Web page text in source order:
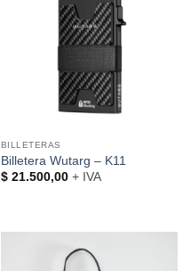
BILLETERAS
Billetera Wutarg – K11
$21.500,00+ IVA